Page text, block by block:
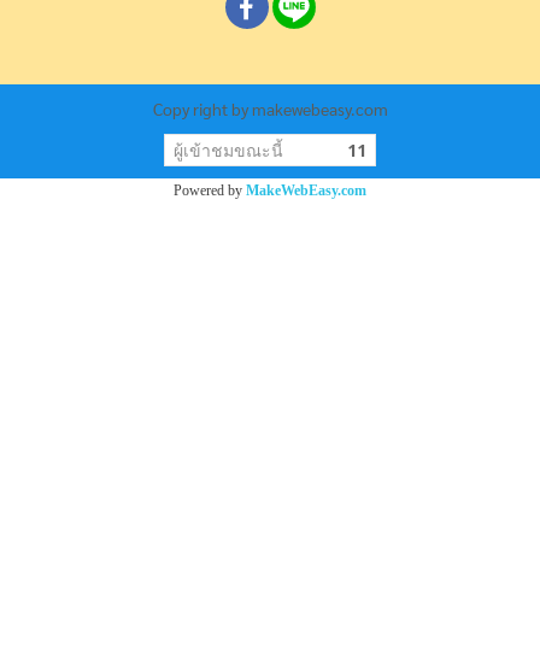
Copy right by makewebeasy.com
ผู้เข้าชมขณะนี้ 11
Powered by MakeWebEasy.com